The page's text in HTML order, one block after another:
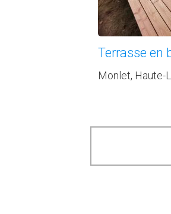
Terrasse en
Monlet, Haute-